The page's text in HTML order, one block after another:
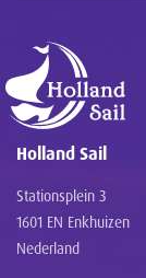
Holland Sail
Stationsplein 3
1601 EN Enkhuizen
Nederland